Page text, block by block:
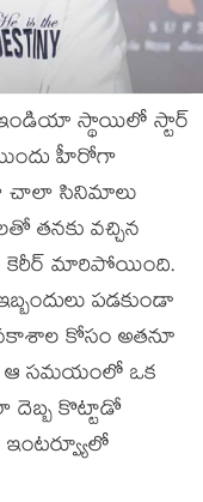
స్థాయిలో స్టార్
హీరోగా
చాలా సినిమాలు
తనకు వచ్చిన
కెరీర్ మారిపోయింది.
పడకుండా
కోసం అతనూ
ఆ సమయంలో ఒక
దెబ్బ కొట్టాడో